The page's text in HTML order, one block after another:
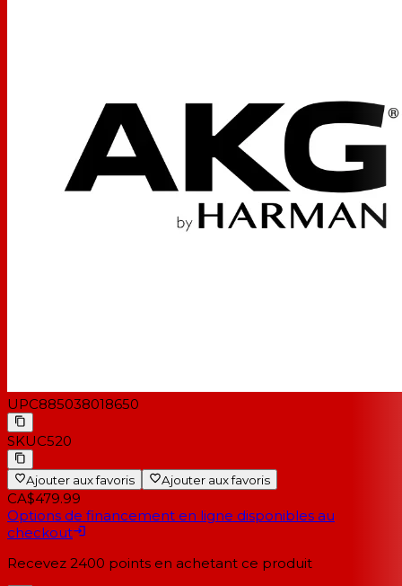
UPC885038018650
SKUC520
Ajouter aux favoris Ajouter aux favoris
CA$479.99
Options de financement en ligne disponibles au
checkout
Recevez 2400 points en achetant ce produit